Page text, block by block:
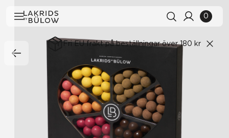
0
Fri EU frakt på beställningar över 180 kr
Sökhistorik Rensa alla
Visa alla